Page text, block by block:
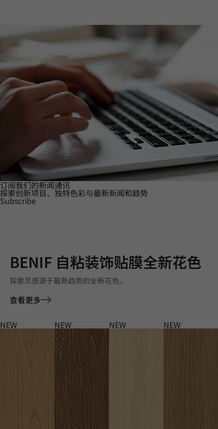
订阅我们的新闻通讯
探索创新项目、独特色彩与最新新闻和趋势
Subscribe
BENIF 自粘装饰贴膜全新花色
探索灵感源于最新趋势的全新花色。
查看更多
NEW NEW NEW NEW